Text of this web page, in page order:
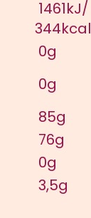
1461kJ/
344kcal
0g
0g
85g
76g
0g
3,5g